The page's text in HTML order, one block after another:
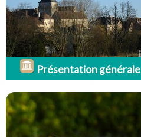
Présentation générale